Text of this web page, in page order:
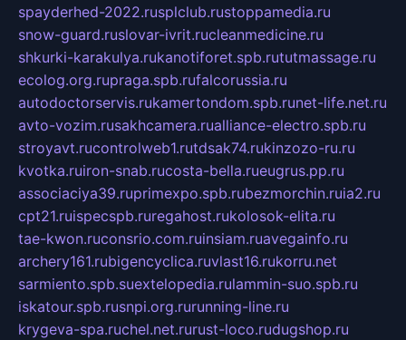
spayderhed-2022.rusplclub.rustoppamedia.ru
snow-guard.ruslovar-ivrit.rucleanmedicine.ru
shkurki-karakulya.rukanotiforet.spb.rututmassage.ru
ecolog.org.rupraga.spb.rufalcorussia.ru
autodoctorservis.rukamertondom.spb.runet-life.net.ru
avto-vozim.rusakhcamera.rualliance-electro.spb.ru
stroyavt.rucontrolweb1.rutdsak74.rukinzozo-ru.ru
kvotka.ruiron-snab.rucosta-bella.rueugrus.pp.ru
associaciya39.ruprimexpo.spb.rubezmorchin.ruia2.ru
cpt21.ruispecspb.ruregahost.rukolosok-elita.ru
tae-kwon.ruconsrio.com.ruinsiam.ruavegainfo.ru
archery161.rubigencyclica.ruvlast16.rukorru.net
sarmiento.spb.suextelopedia.rulammin-suo.spb.ru
iskatour.spb.rusnpi.org.rurunning-line.ru
krygeva-spa.ruchel.net.rurust-loco.rudugshop.ru